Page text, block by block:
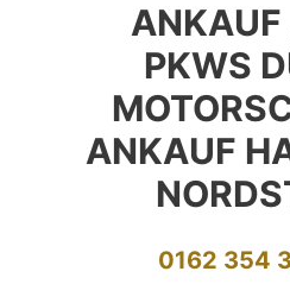
ANKAUF
PKWS
ANKAUF
0162 354